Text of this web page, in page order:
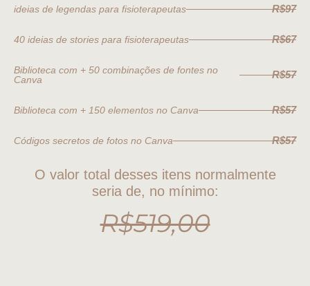
ideias de legendas para fisioterapeutas R$97
40 ideias de stories para fisioterapeutas R$67
Biblioteca com + 50 combinações de fontes no
Canva
R$57
Biblioteca com + 150 elementos no Canva R$57
Códigos secretos de fotos no Canva R$57
O valor total desses itens normalmente
seria de, no mínimo:
R$519,00